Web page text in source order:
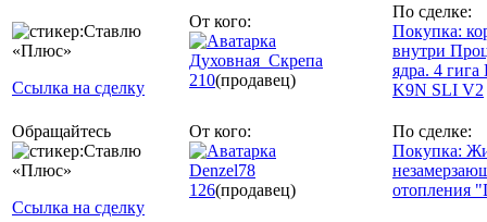
Ссылка на сделку
От кого:
Духовная_Скрепа
210(продавец)
По сделке:
Покупка:
внутри
ядра. 4
K9N SLI V2
Обращайтесь
Ссылка на сделку
От кого:
Denzel78
126(продавец)
По сделке:
Покупка:
отопления